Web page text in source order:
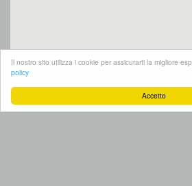
Accetto
Il nostro sito utilizza i cookie per assicurarti la migliore
policy